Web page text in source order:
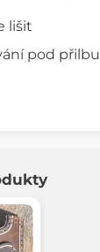
lišit
pod přilbu